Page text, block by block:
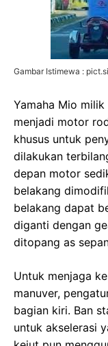
Gambar Istimewa :
Yamaha Mio
menjadi motor
khusus untuk
dilakukan
depan motor
belakang
belakang dapat
diganti dengan
ditopang as
Untuk menjaga
manuver,
bagian kiri. Ban
untuk akselerasi